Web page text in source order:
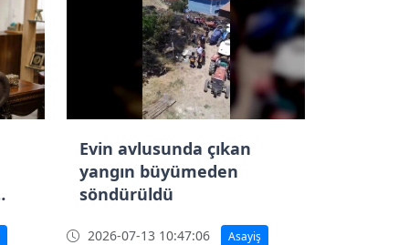
Evin avlusunda çıkan
yangın büyümeden
söndürüldü
2026-07-13 10:47:06 Asayiş